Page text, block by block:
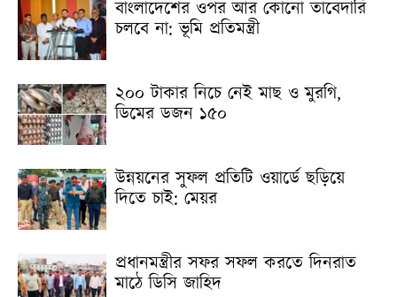
বাংলাদেশের ওপর আর কোনো তাবেদারি
চলবে না: ভূমি প্রতিমন্ত্রী
২০০ টাকার নিচে নেই মাছ ও মুরগি,
ডিমের ডজন ১৫০
উন্নয়নের সুফল প্রতিটি ওয়ার্ডে ছড়িয়ে
দিতে চাই: মেয়র
প্রধানমন্ত্রীর সফর সফল করতে দিনরাত
মাঠে ডিসি জাহিদ